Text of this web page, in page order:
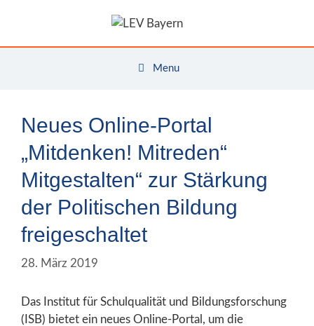
Menu
Neues Online-Portal
„Mitdenken! Mitreden“
Mitgestalten“ zur Stärkung
der Politischen Bildung
freigeschaltet
28. März 2019
Das Institut für Schulqualität und Bildungsforschung
(ISB) bietet ein neues Online-Portal, um die